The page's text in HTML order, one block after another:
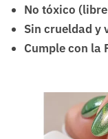
No tóxico
Sin crueldad y
Cumple con la